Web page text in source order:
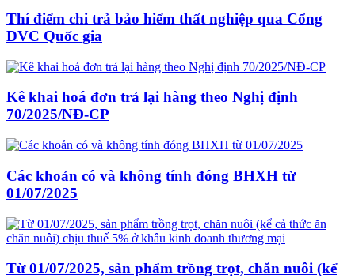
Thí điểm chi trả bảo hiểm thất nghiệp qua Cổng
DVC Quốc gia
Kê khai hoá đơn trả lại hàng theo Nghị định
70/2025/NĐ-CP
Các khoản có và không tính đóng BHXH từ
01/07/2025
Từ 01/07/2025, sản phẩm trồng trọt, chăn nuôi (kể